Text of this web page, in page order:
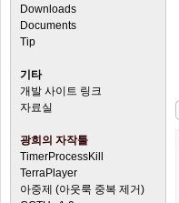
Downloads
Documents
Tip
기타
개발 사이트 링크
자료실
광희의 자작툴
TimerProcessKill
TerraPlayer
아중제 (아웃룩 중복 제거)